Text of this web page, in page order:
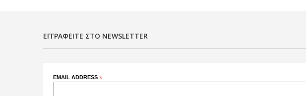
ΕΓΓΡΑΦΕΊΤΕ ΣΤΟ NEWSLETTER
EMAIL ADDRESS *